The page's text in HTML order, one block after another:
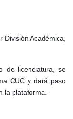
División Académica,
de licenciatura, se
CUC y dará paso
la plataforma.